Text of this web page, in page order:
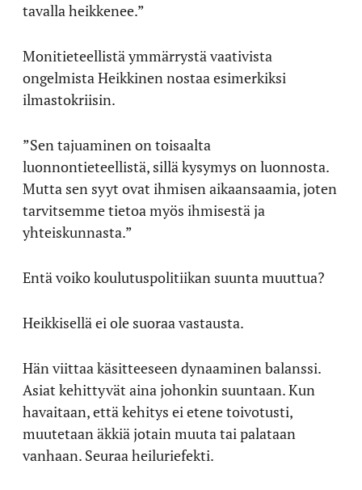
tavalla heikkenee.”
Monitieteellistä ymmärrystä vaativista
ongelmista Heikkinen nostaa esimerkiksi
ilmastokriisin.
”Sen tajuaminen on toisaalta
luonnontieteellistä, sillä kysymys on luonnosta.
Mutta sen syyt ovat ihmisen aikaansaamia, joten
tarvitsemme tietoa myös ihmisestä ja
yhteiskunnasta.”
Entä voiko koulutuspolitiikan suunta muuttua?
Heikkisellä ei ole suoraa vastausta.
Hän viittaa käsitteeseen dynaaminen balanssi.
Asiat kehittyvät aina johonkin suuntaan. Kun
havaitaan, että kehitys ei etene toivotusti,
muutetaan äkkiä jotain muuta tai palataan
vanhaan. Seuraa heiluriefekti.